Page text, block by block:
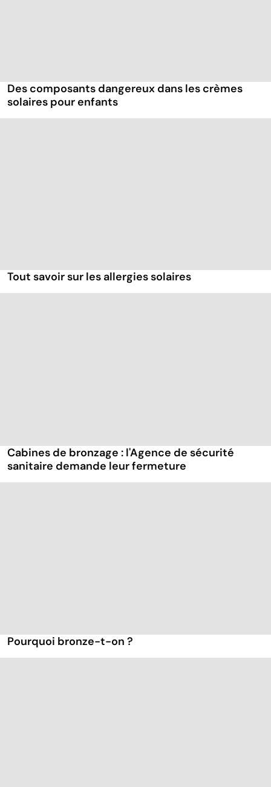
Des composants dangereux dans les crèmes
solaires pour enfants
Tout savoir sur les allergies solaires
Cabines de bronzage : l'Agence de sécurité
sanitaire demande leur fermeture
Pourquoi bronze-t-on ?